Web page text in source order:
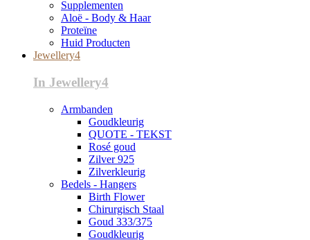
Supplementen
Aloë - Body & Haar
Proteïne
Huid Producten
Jewellery4
In Jewellery4
Armbanden
Goudkleurig
QUOTE - TEKST
Rosé goud
Zilver 925
Zilverkleurig
Bedels - Hangers
Birth Flower
Chirurgisch Staal
Goud 333/375
Goudkleurig